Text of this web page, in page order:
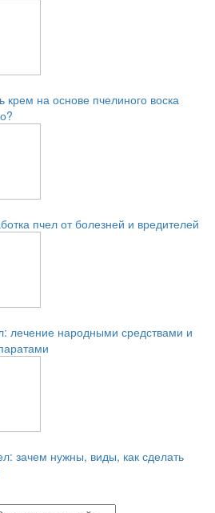
крем на основе пчелиного воска
пчел от болезней и вредителей
лечение народными средствами и
зачем нужны, виды, как сделать